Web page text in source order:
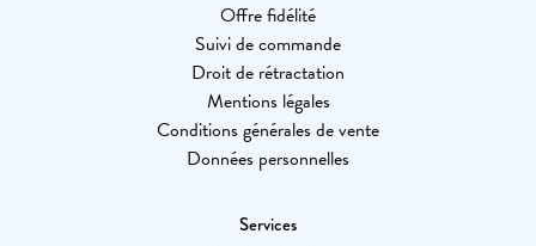
Offre fidélité
Suivi de commande
Droit de rétractation
Mentions légales
Conditions générales de vente
Données personnelles
Services